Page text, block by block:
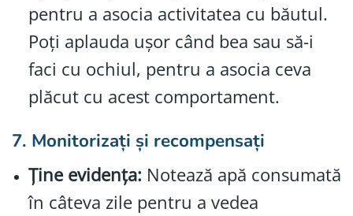
pentru a asocia activitatea cu băutul.
Poți aplauda ușor când bea sau să-i
faci cu ochiul, pentru a asocia ceva
plăcut cu acest comportament.
7. Monitorizați și recompensați
Ține evidența: Notează apă consumată
în câteva zile pentru a vedea